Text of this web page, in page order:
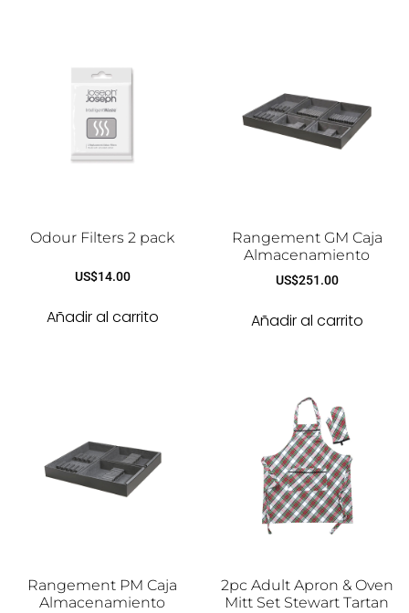
Odour Filters 2 pack
US$14.00
Añadir al carrito
Rangement GM Caja
Almacenamiento
US$251.00
Añadir al carrito
Rangement PM Caja
Almacenamiento
2pc Adult Apron & Oven
Mitt Set Stewart Tartan